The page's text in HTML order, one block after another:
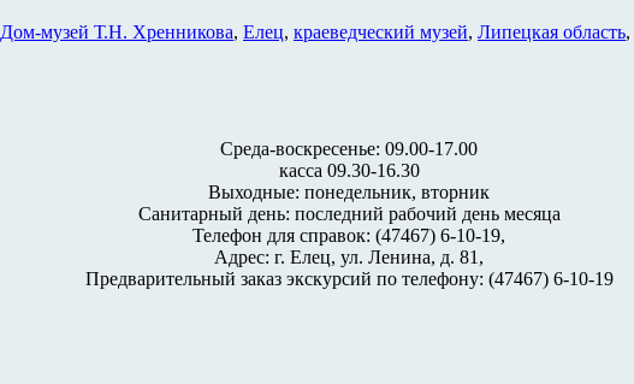
Дом-музей Т.Н. Хренникова, Елец, краеведческий музей, Липецкая область,
Среда-воскресенье: 09.00-17.00
касса 09.30-16.30
Выходные: понедельник, вторник
Санитарный день: последний рабочий день месяца
Телефон для справок: (47467) 6-10-19,
Адрес: г. Елец, ул. Ленина, д. 81,
Предварительный заказ экскурсий по телефону: (47467) 6-10-19